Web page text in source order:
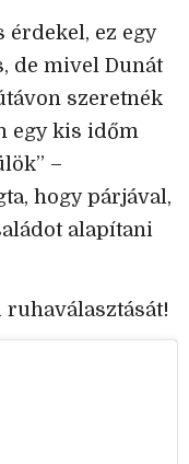
érdekel, ez egy
de mivel Dunát
szeretnék
egy kis időm
–
hogy párjával,
alapítani